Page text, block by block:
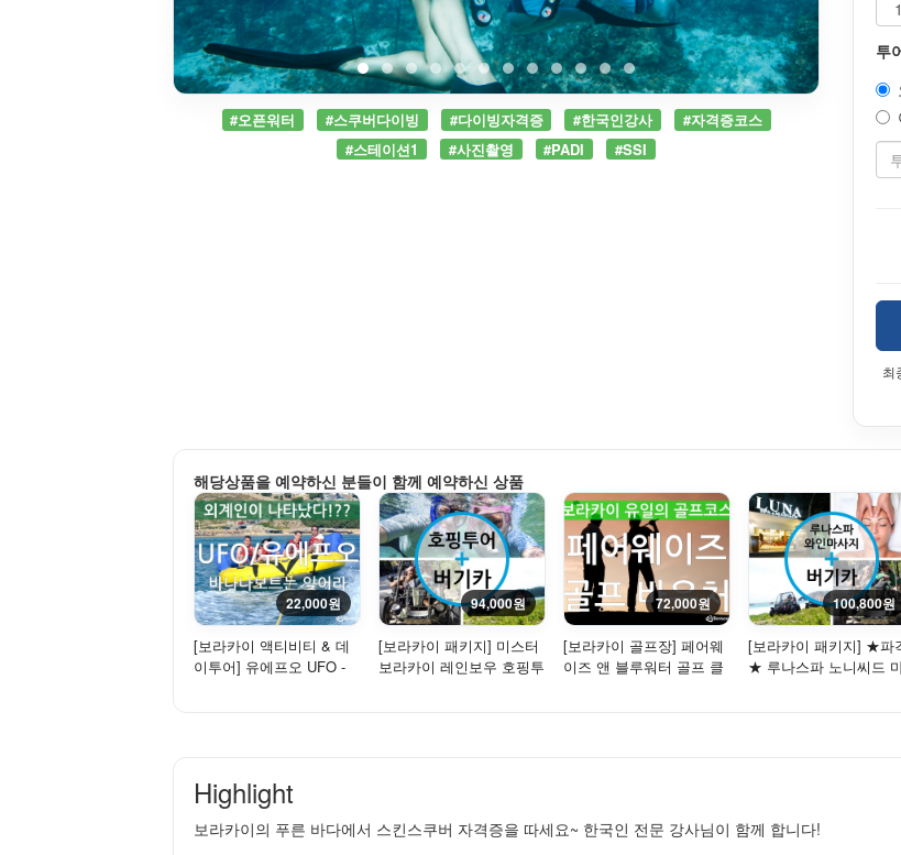
#오픈워터 #스쿠버다이빙 #다이빙자격증 #한국인강사
#자격증코스
#스테이션1
#사진촬영 #PADI #SSI
투
최
해당상품을 예약하신 분들이 함께 예약하신 상품
22,000원
[보라카이 액티비티 & 데
이투어] 유에프오 UFO -
94,000원
[보라카이 패키지] 미스터
보라카이 레인보우 호핑투
72,000원
[보라카이 골프장] 페어웨
이즈 앤 블루워터 골프 클
100,800원
[보라카이 패키지] ★파
★ 루나스파 노니씨드
Highlight
보라카이의 푸른 바다에서 스킨스쿠버 자격증을 따세요~ 한국인 전문 강사님이 함께 합니다!